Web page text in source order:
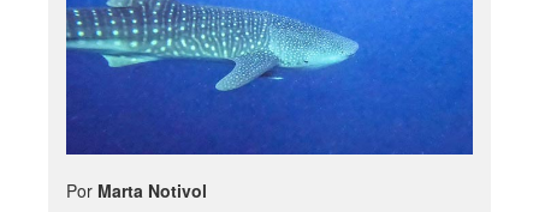
Por Marta Notivol